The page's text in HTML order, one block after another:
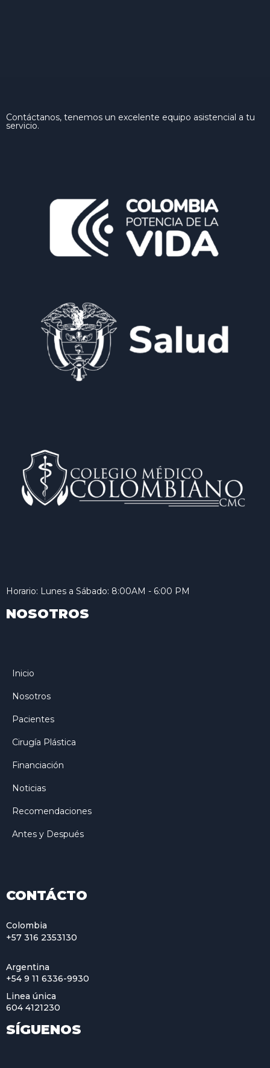
Contáctanos, tenemos un excelente equipo asistencial a tu
servicio.
Horario: Lunes a Sábado: 8:00AM - 6:00 PM
NOSOTROS
Inicio
Nosotros
Pacientes
Cirugía Plástica
Financiación
Noticias
Recomendaciones
Antes y Después
CONTÁCTO
Colombia
+57 316 2353130
Argentina
+54 9 11 6336-9930
Linea única
604 4121230
SÍGUENOS